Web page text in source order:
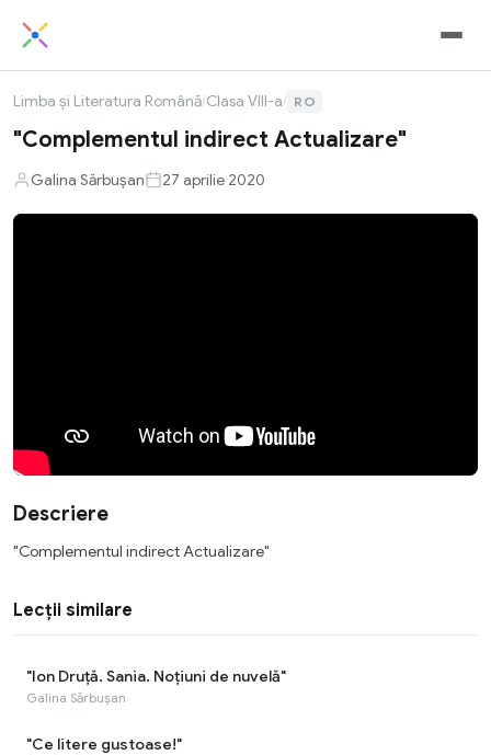
Limba și Literatura Română/Clasa VIII-a/ RO
"Complementul indirect Actualizare"
Galina Sărbușan 27 aprilie 2020
Descriere
"Complementul indirect Actualizare"
Lecții similare
"Ion Druță. Sania. Noțiuni de nuvelă"
Galina Sărbușan
"Ce litere gustoase!"